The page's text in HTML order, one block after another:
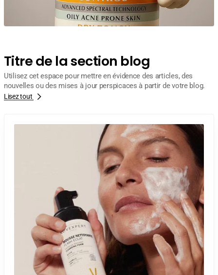
Titre de la section blog
Utilisez cet espace pour mettre en évidence des articles, des
nouvelles ou des mises à jour perspicaces à partir de votre blog.
Lisez tout